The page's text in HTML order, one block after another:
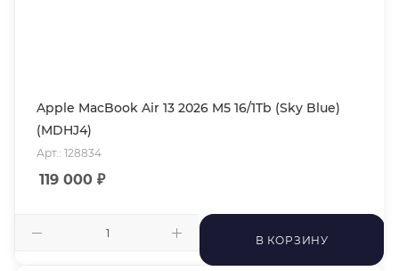
Apple MacBook Air 13 2026 M5 16/1Tb (Sky Blue)
(MDHJ4)
Арт.: 128834
119 000 ₽
В КОРЗИНУ